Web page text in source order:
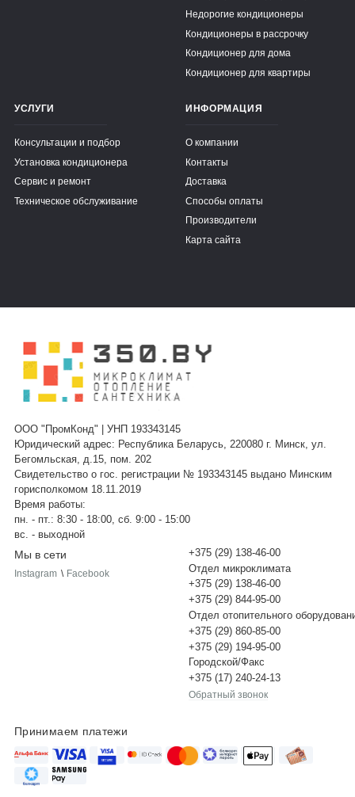
Недорогие кондиционеры
Кондиционеры в рассрочку
Кондиционер для дома
Кондиционер для квартиры
УСЛУГИ
Консультации и подбор
Установка кондиционера
Сервис и ремонт
Техническое обслуживание
ИНФОРМАЦИЯ
О компании
Контакты
Доставка
Способы оплаты
Производители
Карта сайта
ООО "ПромКонд" | УНП 193343145
Юридический адрес: Республика Беларусь, 220080 г. Минск, ул.
Бегомльская, д.15, пом. 202
Свидетельство о гос. регистрации № 193343145 выдано Минским
горисполкомом 18.11.2019
Время работы:
пн. - пт.: 8:30 - 18:00, сб. 9:00 - 15:00
вс. - выходной
+375 (29) 138-46-00
Отдел микроклимата
+375 (29) 138-46-00
+375 (29) 844-95-00
Отдел отопительного
+375 (29) 860-85-00
+375 (29) 194-95-00
Городской/Факс
+375 (17) 240-24-13
Обратный звонок
Мы в сети
Instagram \ Facebook
Принимаем платежи